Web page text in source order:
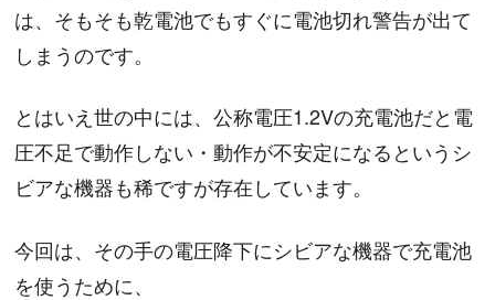
は、そもそも乾電池でもすぐに電池切れ警告が出て
しまうのです。
とはいえ世の中には、公称電圧1.2Vの充電池だと電
圧不足で動作しない・動作が不安定になるというシ
ビアな機器も稀ですが存在しています。
今回は、その手の電圧降下にシビアな機器で充電池
を使うために、